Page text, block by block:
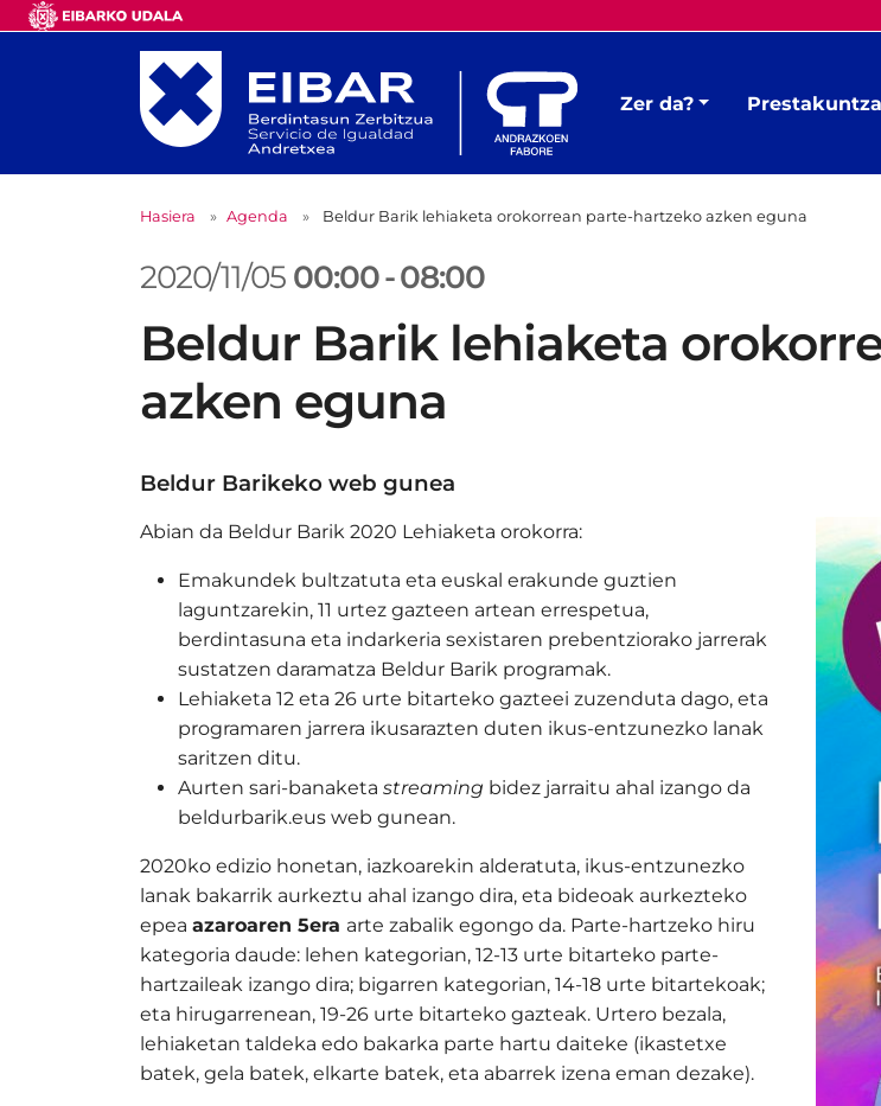
Zer da?
Hasiera Agenda Beldur Barik lehiaketa orokorrean parte-hartzeko azken eguna
2020/11/05 00:00-08:00
Beldur Barik lehiaketa
azken eguna
Beldur Barikeko web gunea
Abian da Beldur Barik 2020 Lehiaketa orokorra:
Emakundek bultzatuta eta euskal erakunde guztien
laguntzarekin, 11 urtez gazteen artean errespetua,
berdintasuna eta indarkeria sexistaren prebentziorako jarrerak
sustatzen daramatza Beldur Barik programak.
Lehiaketa 12 eta 26 urte bitarteko gazteei zuzenduta dago, eta
programaren jarrera ikusarazten duten ikus-entzunezko lanak
saritzen ditu.
Aurten sari-banaketa streaming bidez jarraitu ahal izango da
beldurbarik.eus web gunean.
2020ko edizio honetan, iazkoarekin alderatuta, ikus-entzunezko
lanak bakarrik aurkeztu ahal izango dira, eta bideoak aurkezteko
epea azaroaren 5era arte zabalik egongo da. Parte-hartzeko hiru
kategoria daude: lehen kategorian, 12-13 urte bitarteko parte-
hartzaileak izango dira; bigarren kategorian, 14-18 urte bitartekoak;
eta hirugarrenean, 19-26 urte bitarteko gazteak. Urtero bezala,
lehiaketan taldeka edo bakarka parte hartu daiteke (ikastetxe
batek, gela batek, elkarte batek, eta abarrek izena eman dezake).